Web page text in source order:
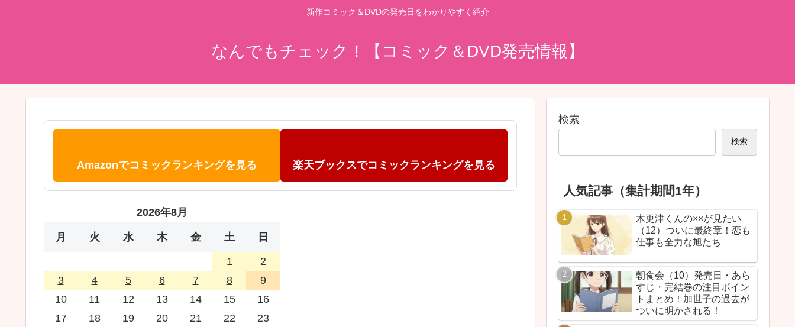
新作コミック＆DVDの発売日をわかりやすく紹介
なんでもチェック！【コミック＆DVD発売情報】
Amazonでコミックランキングを見る 楽天ブックスでコミックランキングを見る
2026年8月
月 火 水 木 金 土 日
1
2
3
4 5 6 7 8
9
10
11 12 13 14 15
16
17
18 19 20 21 22
23
検索
検索
人気記事（集計期間1年）
木更津くんの××が見たい
（12）ついに最終章！恋も
仕事も全力な旭たち
朝食会（10）発売日・あら
すじ・完結巻の注目ポイン
トまとめ！加世子の過去が
ついに明かされる！